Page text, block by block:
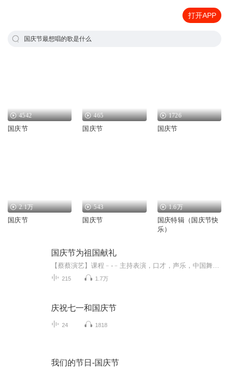
打开APP
国庆节最想唱的歌是什么
4542
国庆节
465
国庆节
1726
国庆节
2.1万
国庆节
543
国庆节
1.6万
国庆特辑（国庆节快
乐）
国庆节为祖国献礼
215 1.7万
庆祝七一和国庆节
24 1818
我们的节日-国庆节